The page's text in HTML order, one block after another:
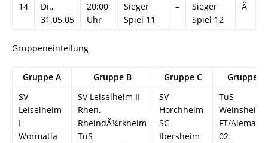
14
Di.,
31.05.05
20:00
Uhr
Sieger
Spiel 11
–
Sieger
Spiel 12
Â
Gruppeneinteilung
Gruppe A Gruppe B Gruppe C
Gruppe D
SV
Leiselheim
I
Wormatia
SV Leiselheim II
Rhen.
RheindÃ¼rkheim
TuS
SV
Horchheim
SC
Ibersheim
TuS
Weinsheim
FT/
02